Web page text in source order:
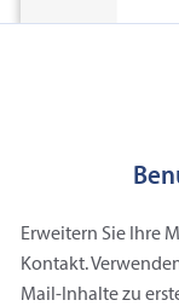
Erweitern Sie Ihre
Kontakt.
Mail-Inhalte zu